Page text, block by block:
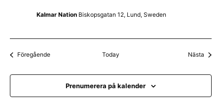
tg
K
l
m
a
r
Kalmar Nation Biskopsgatan 12, Lund, Sweden
FöregåendeEvenemang Today Nästa
Prenumerera på kalender